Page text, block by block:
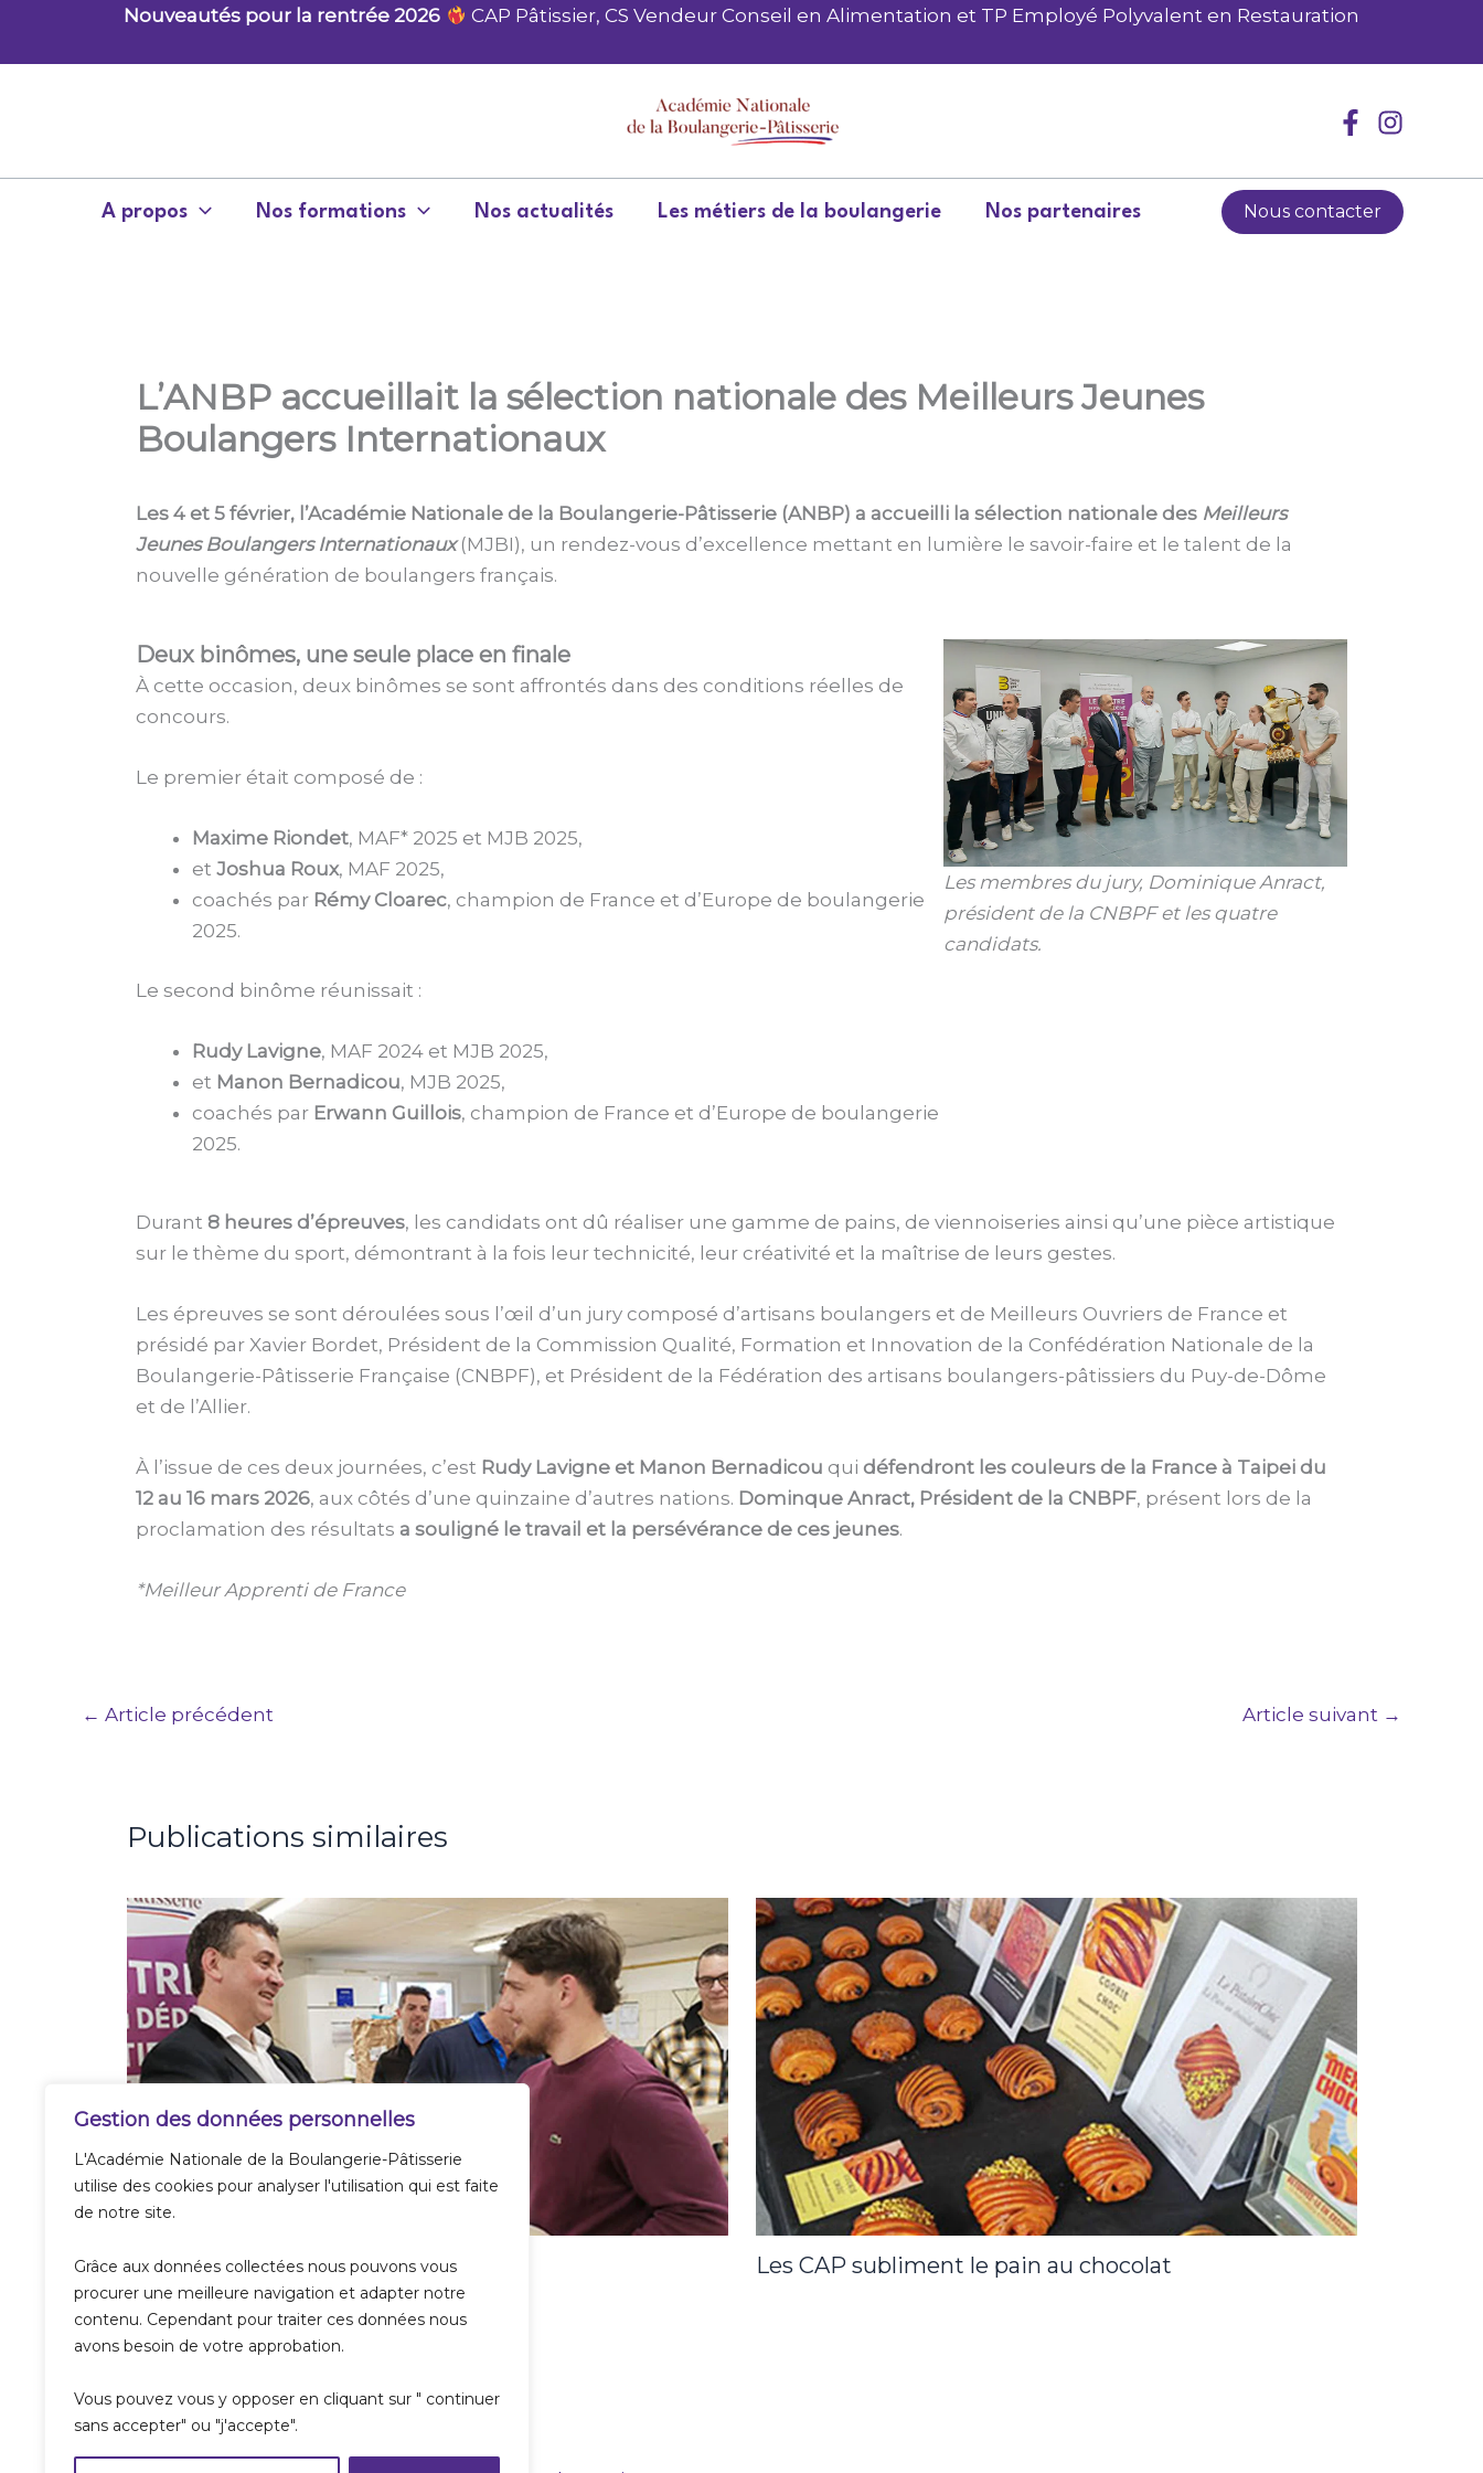
Gestion des données personnelles
L'Académie Nationale de la Boulangerie-Pâtisserie
utilise des cookies pour analyser l'utilisation qui est faite
de notre site.
Grâce aux données collectées nous pouvons vous
procurer une meilleure navigation et adapter notre
contenu. Cependant pour traiter ces données nous
avons besoin de votre approbation.
Vous pouvez vous y opposer en cliquant sur " continuer
sans accepter" ou "j'accepte".
Nouveautés pour la rentrée 2026 CAP Pâtissier, CS Vendeur Conseil en Alimentation et TP Employé Polyvalent en Restauration
A propos Nos formations Nos actualités Les métiers de la boulangerie Nos partenaires Nous contacter
L’ANBP accueillait la sélection nationale des Meilleurs Jeunes
Boulangers Internationaux
Les 4 et 5 février, l’Académie Nationale de la Boulangerie-Pâtisserie (ANBP) a accueilli la sélection nationale des Meilleurs
Jeunes Boulangers Internationaux(MJBI), un rendez-vous d’excellence mettant en lumière le savoir-faire et le talent de la
nouvelle génération de boulangers français.
Deux binômes, une seule place en finale
À cette occasion, deux binômes se sont affrontés dans des conditions réelles de
concours.
Le premier était composé de :
Maxime Riondet, MAF* 2025 et MJB 2025,
et Joshua Roux, MAF 2025,
coachés par Rémy Cloarec, champion de France et d’Europe de boulangerie
2025.
Le second binôme réunissait :
Rudy Lavigne, MAF 2024 et MJB 2025,
et Manon Bernadicou, MJB 2025,
coachés par Erwann Guillois, champion de France et d’Europe de boulangerie
2025.
Les membres du jury, Dominique Anract,
président de la CNBPF et les quatre
candidats.
Durant 8 heures d’épreuves, les candidats ont dû réaliser une gamme de pains, de viennoiseries ainsi qu’une pièce artistique
sur le thème du sport, démontrant à la fois leur technicité, leur créativité et la maîtrise de leurs gestes.
Les épreuves se sont déroulées sous l’œil d’un jury composé d’artisans boulangers et de Meilleurs Ouvriers de France et
présidé par Xavier Bordet, Président de la Commission Qualité, Formation et Innovation de la Confédération Nationale de la
Boulangerie-Pâtisserie Française (CNBPF), et Président de la Fédération des artisans boulangers-pâtissiers du Puy-de-Dôme
et de l’Allier.
À l’issue de ces deux journées, c’est Rudy Lavigne et Manon Bernadicou qui défendront les couleurs de la France à Taipei du
12 au 16 mars 2026, aux côtés d’une quinzaine d’autres nations. Dominque Anract, Président de la CNBPF, présent lors de la
proclamation des résultats a souligné le travail et la persévérance de ces jeunes.
*Meilleur Apprenti de France
← Article précédent Article suivant →
Publications similaires
Cérémonie de remise des diplômes Les CAP subliment le pain au chocolat